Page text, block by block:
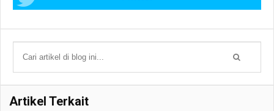
Artikel Terkait